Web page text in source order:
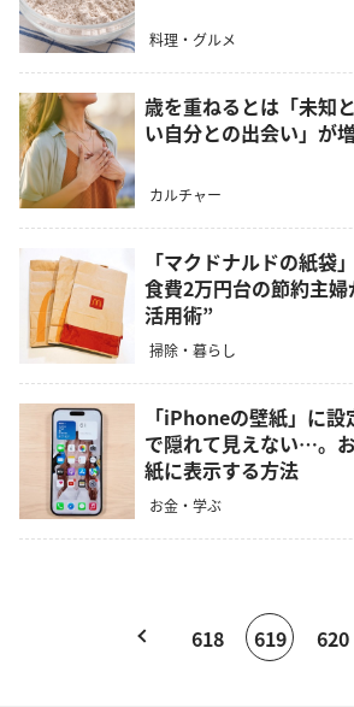
料理・グルメ
歳を重ねるとは「未知
い自分との出会い」が
カルチャー
「マクドナルドの紙袋
食費2万円台の節約主
活用術”
掃除・暮らし
「iPhoneの壁紙」に
で隠れて見えない…。
紙に表示する方法
お金・学ぶ
618 619 620